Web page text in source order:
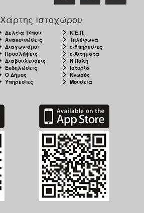
Χάρτης Ιστοχώρου
Δελτία Τύπου
Ανακοινώσεις
Διαγωνισμοί
Προσλήψεις
Διαβουλεύσεις
Εκδηλώσεις
Ο Δήμος
Υπηρεσίες
Κ.Ε.Π.
Τηλέφωνα
e-Υπηρεσίες
e-Αιτήματα
Η Πόλη
Ιστορία
Κνωσός
Μουσεία